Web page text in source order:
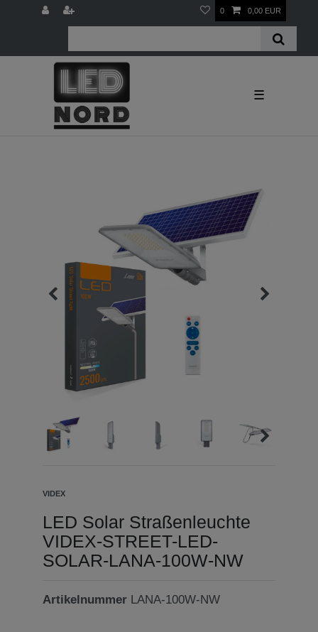
0 0,00 EUR
☰
VIDEX
LED Solar Straßenleuchte
VIDEX-STREET-LED-
SOLAR-LANA-100W-NW
Artikelnummer LANA-100W-NW